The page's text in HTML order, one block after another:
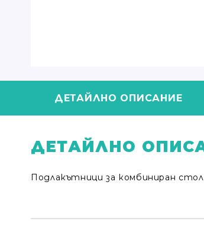
ДЕТАЙЛНО ОПИСАНИЕ
ДЕТАЙЛНО
Подлакътници за комбиниран